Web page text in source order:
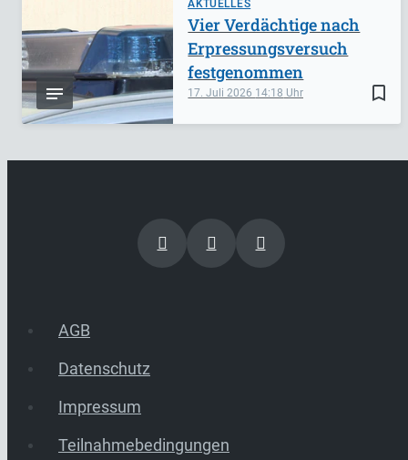
AKTUELLES
bookmark_border
17. Juli 2026 14:18
Vier Verdächtige nach
Erpressungsversuch
festgenommen
AGB
Datenschutz
Impressum
Teilnahmebedingungen